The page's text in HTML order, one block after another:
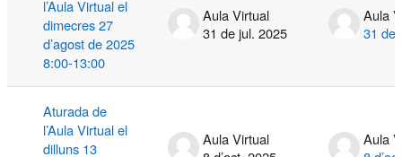
l’Aula Virtual el
dimecres 27
d’agost de 2025
8:00-13:00
Aula Virtual
31 de jul. 2025
Aula
31 de
Aturada de
l’Aula Virtual el
dilluns 13
Aula Virtual
Aula